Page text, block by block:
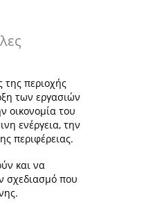
της περιοχής
των εργασιών
οικονομία του
ενέργεια, την
περιφέρειας.
και να
σχεδιασμό που